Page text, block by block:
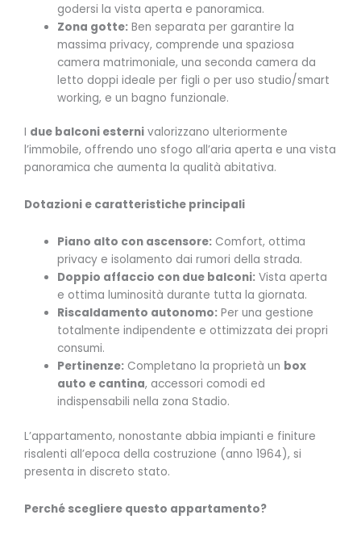
godersi la vista aperta e panoramica.
Zona gotte: Ben separata per garantire la
massima privacy, comprende una spaziosa
camera matrimoniale, una seconda camera da
letto doppi ideale per figli o per uso studio/smart
working, e un bagno funzionale.
I due balconi esterni valorizzano ulteriormente
l’immobile, offrendo uno sfogo all’aria aperta e una vista
panoramica che aumenta la qualità abitativa.
Dotazioni e caratteristiche principali
Piano alto con ascensore: Comfort, ottima
privacy e isolamento dai rumori della strada.
Doppio affaccio con due balconi: Vista aperta
e ottima luminosità durante tutta la giornata.
Riscaldamento autonomo: Per una gestione
totalmente indipendente e ottimizzata dei propri
consumi.
Pertinenze: Completano la proprietà un box
auto e cantina, accessori comodi ed
indispensabili nella zona Stadio.
L’appartamento, nonostante abbia impianti e finiture
risalenti all’epoca della costruzione (anno 1964), si
presenta in discreto stato.
Perché scegliere questo appartamento?